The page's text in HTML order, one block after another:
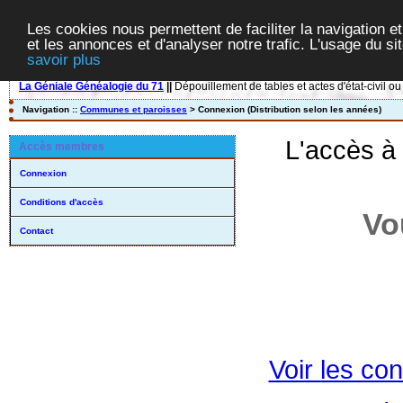
Les cookies nous permettent de faciliter la navigation
et les annonces et d'analyser notre trafic. L'usage du
savoir plus
La Géniale Généalogie du 71 Dépouillement de tables et actes d'état-civil
Navigation :: Communes et paroisses > Connexion (Distribution selon les années)
Accès membres
Connexion
Conditions d'accès
Contact
L'accès
Voir les